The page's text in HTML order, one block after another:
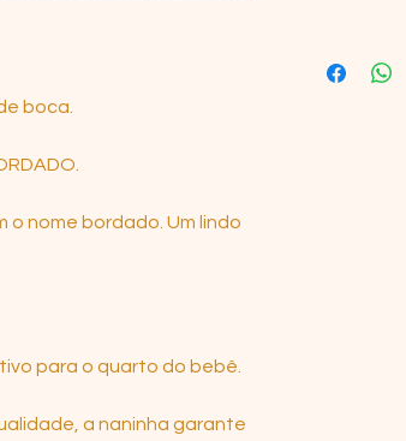
boca.
o nome bordado. Um lindo
para o quarto do bebê.
a naninha garante